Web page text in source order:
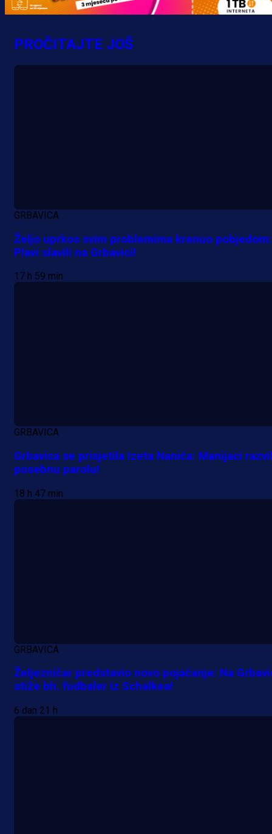
PROČITAJTE JOŠ
GRBAVICA
Željo uprkos svim problemima krenuo pobjedom:
Plavi slavili na Grbavici!
17 h 59 min
GRBAVICA
Grbavica se prisjetila Izeta Nanića: Manijaci
posebnu parolu!
18 h 47 min
GRBAVICA
Željezničar predstavio novo pojačanje: Na
stiže bh. fudbaler iz Schalkea!
6 dan 21 h